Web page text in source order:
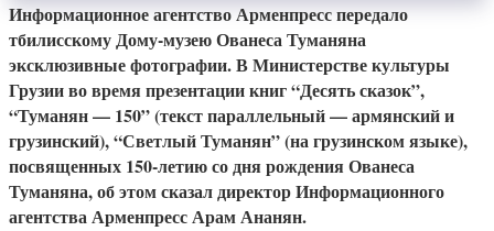
Информационное агентство Арменпресс передало
тбилисскому Дому-музею Ованеса Туманяна
эксклюзивные фотографии. В Министерстве культуры
Грузии во время презентации книг “Десять сказок”,
“Туманян — 150” (текст параллельный — армянский и
грузинский), “Светлый Туманян” (на грузинском языке),
посвященных 150-летию со дня рождения Ованеса
Туманяна, об этом сказал директор Информационного
агентства Арменпресс Арам Ананян.